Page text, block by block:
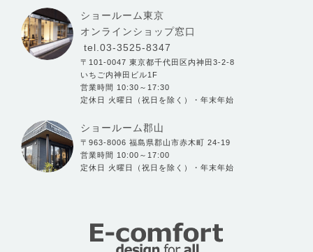
ショールーム東京
オンラインショップ窓口
tel.03-3525-8347
〒101-0047 東京都千代田区内神田3-2-8
いちご内神田ビル1F
営業時間 10:30～17:30
定休日 火曜日（祝日を除く）・年末年始
ショールーム郡山
〒963-8006 福島県郡山市赤木町 24-19
営業時間 10:00～17:00
定休日 火曜日（祝日を除く）・年末年始